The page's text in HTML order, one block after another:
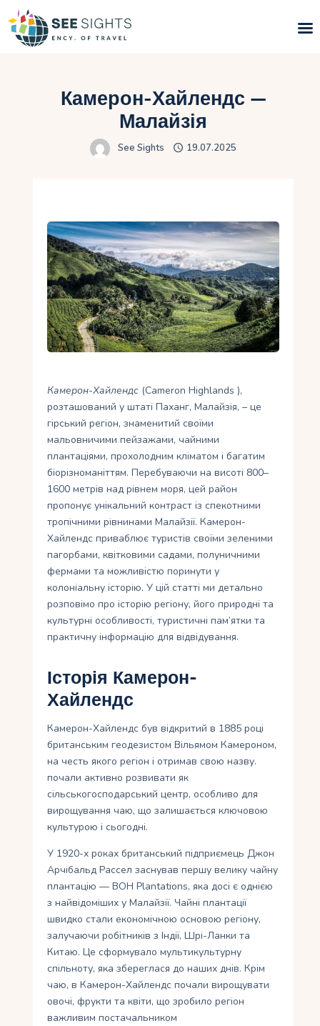
Типи Турів
Інфо
Блог
Контакти
Укр
Камерон-Хайлендс —
Малайзія
See Sights 19.07.2025
Камерон-Хайлендс (Cameron Highlands ),
розташований у штаті Паханг, Малайзія, – це
гірський регіон, знаменитий своїми
мальовничими пейзажами, чайними
плантаціями, прохолодним кліматом і багатим
біорізноманіттям. Перебуваючи на висоті 800–
1600 метрів над рівнем моря, цей район
пропонує унікальний контраст із спекотними
тропічними рівнинами Малайзії. Камерон-
Хайлендс приваблює туристів своїми зеленими
пагорбами, квітковими садами, полуничними
фермами та можливістю поринути у
колоніальну історію. У цій статті ми детально
розповімо про історію регіону, його природні та
культурні особливості, туристичні пам’ятки та
практичну інформацію для відвідування.
Історія Камерон-
Хайлендс
Камерон-Хайлендс був відкритий в 1885 році
британським геодезистом Вільямом Камероном,
на честь якого регіон і отримав свою назву.
почали активно розвивати як
сільськогосподарський центр, особливо для
вирощування чаю, що залишається ключовою
культурою і сьогодні.
У 1920-х роках британський підприємець Джон
Арчібальд Рассел заснував першу велику чайну
плантацію — BOH Plantations, яка досі є однією
з найвідоміших у Малайзії. Чайні плантації
швидко стали економічною основою регіону,
залучаючи робітників з Індії, Шрі-Ланки та
Китаю. Це сформувало мультикультурну
спільноту, яка збереглася до наших днів. Крім
чаю, в Камерон-Хайлендс почали вирощувати
овочі, фрукти та квіти, що зробило регіон
важливим постачальником